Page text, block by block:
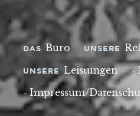
DAS Büro UNSERE
UNSERELeistungen –
–Impressum/